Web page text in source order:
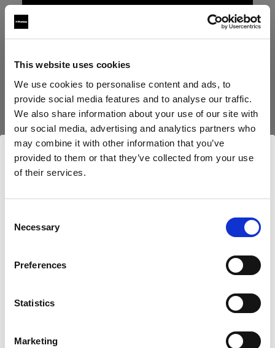
This website uses cookies
We use cookies to personalise content and ads, to
provide social media features and to analyse our traffic.
We also share information about your use of our site with
our social media, advertising and analytics partners who
may combine it with other information that you’ve
provided to them or that they’ve collected from your use
of their services.
Selection
Necessary
Preferences
Statistics
Marketing
Nouspensons
Luxembourg
Langue
Deux flashes en un
Dans cet épisode de Geared Up, Chris vous
façonneurs de lumière dont vous avez besoin et
Archives
Vous avez manqué nos épisodes précédents ?